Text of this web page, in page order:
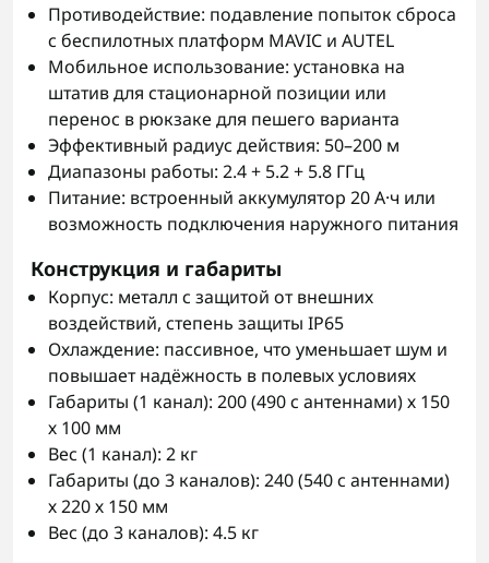
Противодействие: подавление попыток сброса
с беспилотных платформ MAVIC и AUTEL
Мобильное использование: установка на
штатив для стационарной позиции или
перенос в рюкзаке для пешего варианта
Эффективный радиус действия: 50–200 м
Диапазоны работы: 2.4 + 5.2 + 5.8 ГГц
Питание: встроенный аккумулятор 20 А·ч или
возможность подключения наружного питания
Конструкция и габариты
Корпус: металл с защитой от внешних
воздействий, степень защиты IP65
Охлаждение: пассивное, что уменьшает шум и
повышает надёжность в полевых условиях
Габариты (1 канал): 200 (490 с антеннами) х 150
х 100 мм
Вес (1 канал): 2 кг
Габариты (до 3 каналов): 240 (540 с антеннами)
х 220 х 150 мм
Вес (до 3 каналов): 4.5 кг